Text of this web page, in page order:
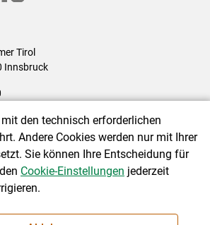
Tirol
Innsbruck
Datenschutzerklärung|Barrierefreiheit|
den technisch erforderlichen
Andere Cookies werden nur mit Ihrer
Sie können Ihre Entscheidung für
Cookie-Einstellungen jederzeit